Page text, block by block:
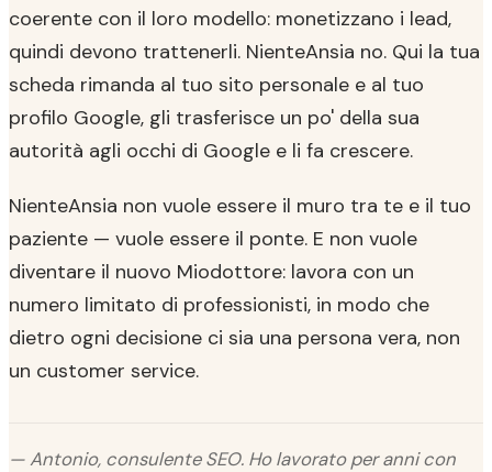
coerente con il loro modello: monetizzano i lead,
quindi devono trattenerli. NienteAnsia no. Qui la tua
scheda rimanda al tuo sito personale e al tuo
profilo Google, gli trasferisce un po' della sua
autorità agli occhi di Google e li fa crescere.
NienteAnsia non vuole essere il muro tra te e il tuo
paziente — vuole essere il ponte. E non vuole
diventare il nuovo Miodottore: lavora con un
numero limitato di professionisti, in modo che
dietro ogni decisione ci sia una persona vera, non
un customer service.
— Antonio, consulente SEO. Ho lavorato per anni con